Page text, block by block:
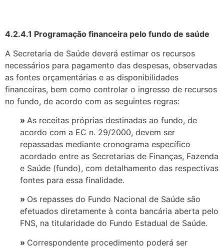
4.2.4.1 Programação financeira pelo fundo de saúde
A Secretaria de Saúde deverá estimar os recursos
necessários para pagamento das despesas, observadas
as fontes orçamentárias e as disponibilidades
financeiras, bem como controlar o ingresso de recursos
no fundo, de acordo com as seguintes regras:
» As receitas próprias destinadas ao fundo, de
acordo com a EC n. 29/2000, devem ser
repassadas mediante cronograma específico
acordado entre as Secretarias de Finanças, Fazenda
e Saúde (fundo), com detalhamento das respectivas
fontes para essa finalidade.
» Os repasses do Fundo Nacional de Saúde são
efetuados diretamente à conta bancária aberta pelo
FNS, na titularidade do Fundo Estadual de Saúde.
» Correspondente procedimento poderá ser